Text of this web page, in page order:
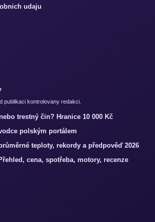
udaju
publikaci kontrolovany redakci.
trestný čin? Hranice 10 000 Kč
polským portálem
teploty, rekordy a předpověď 2026
cena, spotřeba, motory, recenze